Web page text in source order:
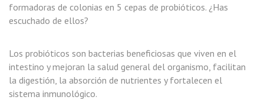
formadoras de colonias en 5 cepas de probióticos. ¿Has
escuchado de ellos?
Los probióticos son bacterias beneficiosas que viven en el
intestino y mejoran la salud general del organismo, facilitan
la digestión, la absorción de nutrientes y fortalecen el
sistema inmunológico.